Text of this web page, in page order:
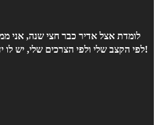
לומדת אצל אדיר כבר חצי שנה, אני
לפי הקצב שלי ולפי הצרכים שלי, יש לו ידע רחב ממש, ממליצה מאוד!